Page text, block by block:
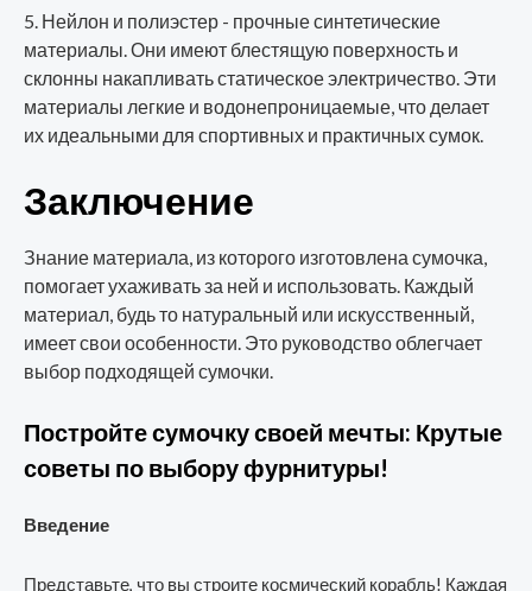
Нейлон и полиэстер - прочные синтетические
материалы. Они имеют блестящую поверхность и
склонны накапливать статическое электричество. Эти
материалы легкие и водонепроницаемые, что делает
их идеальными для спортивных и практичных сумок.
Заключение
Знание материала, из которого изготовлена сумочка,
помогает ухаживать за ней и использовать. Каждый
материал, будь то натуральный или искусственный,
имеет свои особенности. Это руководство облегчает
выбор подходящей сумочки.
Постройте сумочку своей мечты: Крутые
советы по выбору фурнитуры!
Введение
Представьте, что вы строите космический корабль! Каждая